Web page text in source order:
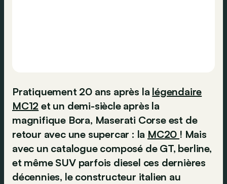
Pratiquement 20 ans après la légendaire
MC12 et un demi-siècle après la
magnifique Bora, Maserati Corse est de
retour avec une supercar : la MC20 ! Mais
avec un catalogue composé de GT, berline,
et même SUV parfois diesel ces dernières
décennies, le constructeur italien au